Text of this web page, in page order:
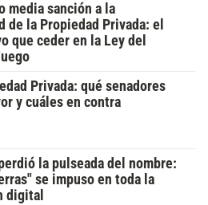
media sanción a la
de la Propiedad Privada: el
que ceder en la Ley del
Privada: qué senadores
y cuáles en contra
la pulseada del nombre:
se impuso en toda la
digital